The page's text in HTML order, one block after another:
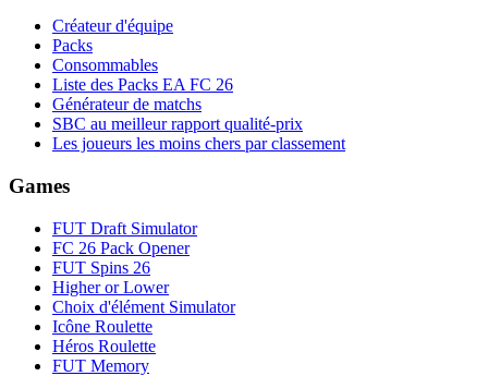
Créateur d'équipe
Packs
Consommables
Liste des Packs EA FC 26
Générateur de matchs
SBC au meilleur rapport qualité-prix
Les joueurs les moins chers par classement
Games
FUT Draft Simulator
FC 26 Pack Opener
FUT Spins 26
Higher or Lower
Choix d'élément Simulator
Icône Roulette
Héros Roulette
FUT Memory